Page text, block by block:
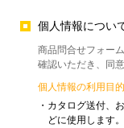
個人情報につい
商品問合せフォー
確認いただき、同
個人情報の利用目的
・カタログ送付、
どに使用します。